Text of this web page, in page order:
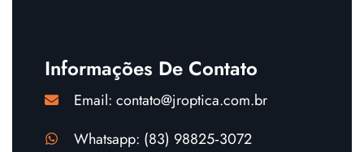
Informações De Contato
Email: contato@jroptica.com.br
Whatsapp: (83) 98825‑3072